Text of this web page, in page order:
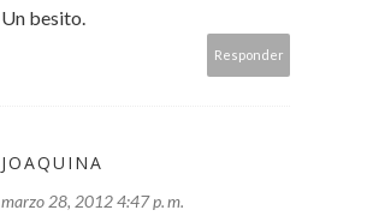
Un besito.
Responder
JOAQUINA
marzo 28, 2012 4:47 p. m.